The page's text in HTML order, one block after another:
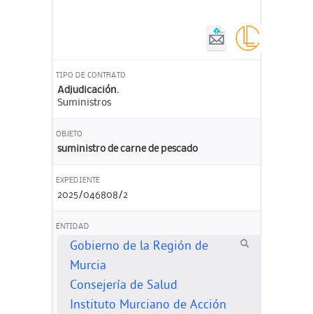
TIPO DE CONTRATO
Adjudicación.
Suministros
OBJETO
suministro de carne de pescado
EXPEDIENTE
2025/046808/2
ENTIDAD
Gobierno de la Región de
Murcia
Consejería de Salud
Instituto Murciano de Acción